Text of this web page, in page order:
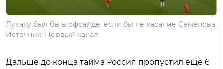
Лукаку был бы в офсайде, если бы не касание Семёнова.
Источник: Первый канал
Дальше до конца тайма Россия пропустил еще 6